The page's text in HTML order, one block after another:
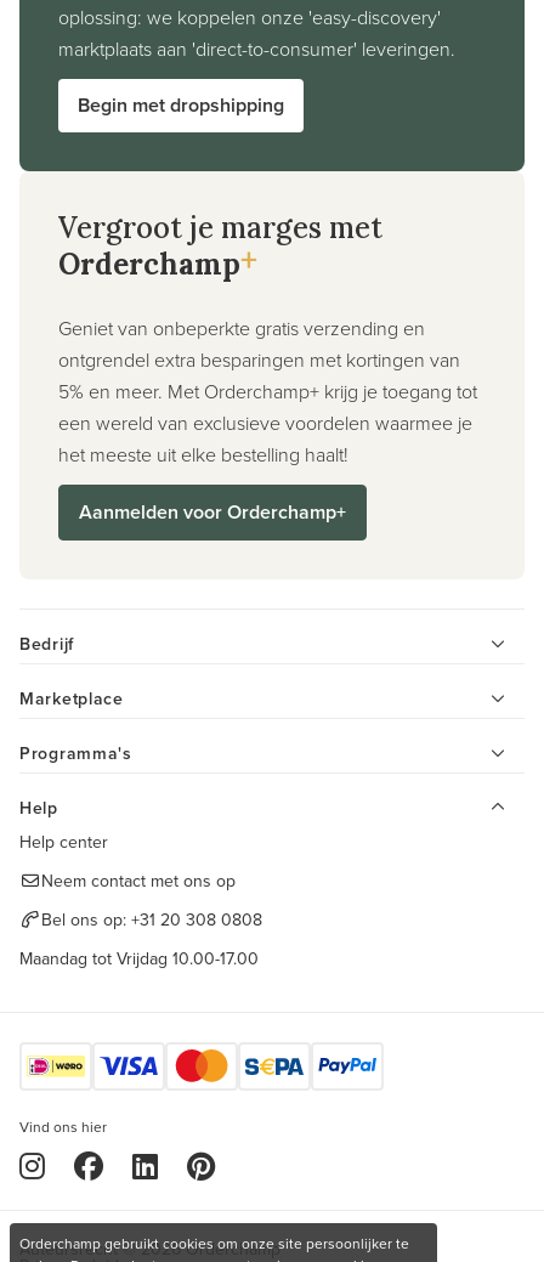
oplossing: we koppelen onze 'easy-discovery'
marktplaats aan 'direct-to-consumer' leveringen.
Begin met dropshipping
Vergroot je marges met
Orderchamp+
Geniet van onbeperkte gratis verzending en
ontgrendel extra besparingen met kortingen van
5% en meer. Met Orderchamp+ krijg je toegang tot
een wereld van exclusieve voordelen waarmee je
het meeste uit elke bestelling haalt!
Aanmelden voor Orderchamp+
Bedrijf
Marketplace
Programma's
Help
Help center
Neem contact met ons op
Bel ons op: +31 20 308 0808
Maandag tot Vrijdag 10.00-17.00
Vind ons hier
Auteursrecht © 2026 Orderchamp
Orderchamp gebruikt cookies om onze site persoonlijker te